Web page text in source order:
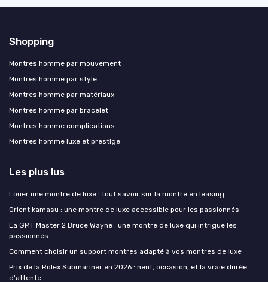
Shopping
Montres homme par mouvement
Montres homme par style
Montres homme par matériaux
Montres homme par bracelet
Montres homme complications
Montres homme luxe et prestige
Les plus lus
Louer une montre de luxe : tout savoir sur la montre en leasing
Orient kamasu : une montre de luxe accessible pour les passionnés
La GMT Master 2 Bruce Wayne : une montre de luxe qui intrigue les
passionnés
Comment choisir un support montres adapté à vos montres de luxe
Prix de la Rolex Submariner en 2026 : neuf, occasion, et la vraie durée
d'attente